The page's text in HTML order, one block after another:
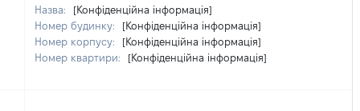
Назва:
[Конфіденційна інформація]
Номер будинку:
[Конфіденційна інформація]
Номер корпусу:
[Конфіденційна інформація]
Номер квартири:
[Конфіденційна інформація]